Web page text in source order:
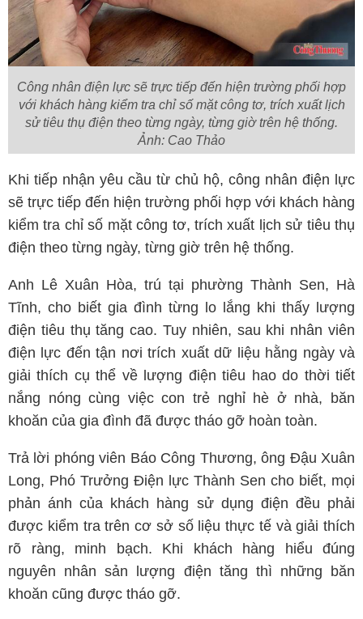
Công nhân điện lực sẽ trực tiếp đến hiện trường phối hợp
với khách hàng kiểm tra chỉ số mặt công tơ, trích xuất lịch
sử tiêu thụ điện theo từng ngày, từng giờ trên hệ thống.
Ảnh: Cao Thảo
Khi tiếp nhận yêu cầu từ chủ hộ, công nhân điện lực
sẽ trực tiếp đến hiện trường phối hợp với khách hàng
kiểm tra chỉ số mặt công tơ, trích xuất lịch sử tiêu thụ
điện theo từng ngày, từng giờ trên hệ thống.
Anh Lê Xuân Hòa, trú tại phường Thành Sen, Hà
Tĩnh, cho biết gia đình từng lo lắng khi thấy lượng
điện tiêu thụ tăng cao. Tuy nhiên, sau khi nhân viên
điện lực đến tận nơi trích xuất dữ liệu hằng ngày và
giải thích cụ thể về lượng điện tiêu hao do thời tiết
nắng nóng cùng việc con trẻ nghỉ hè ở nhà, băn
khoăn của gia đình đã được tháo gỡ hoàn toàn.
Trả lời phóng viên Báo Công Thương, ông Đậu Xuân
Long, Phó Trưởng Điện lực Thành Sen cho biết, mọi
phản ánh của khách hàng sử dụng điện đều phải
được kiểm tra trên cơ sở số liệu thực tế và giải thích
rõ ràng, minh bạch. Khi khách hàng hiểu đúng
nguyên nhân sản lượng điện tăng thì những băn
khoăn cũng được tháo gỡ.